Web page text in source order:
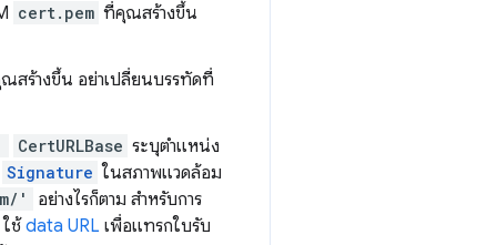
cert.pem ที่คุณสร้างขึ้น
สร้างขึ้น อย่าเปลี่ยนบรรทัดที่
CertURLBase ระบุตำแหน่ง
Signature ในสภาพแวดล้อม
'
อย่างไรก็ตาม สําหรับการ
ใช้ data URL เพื่อแทรกใบรับ